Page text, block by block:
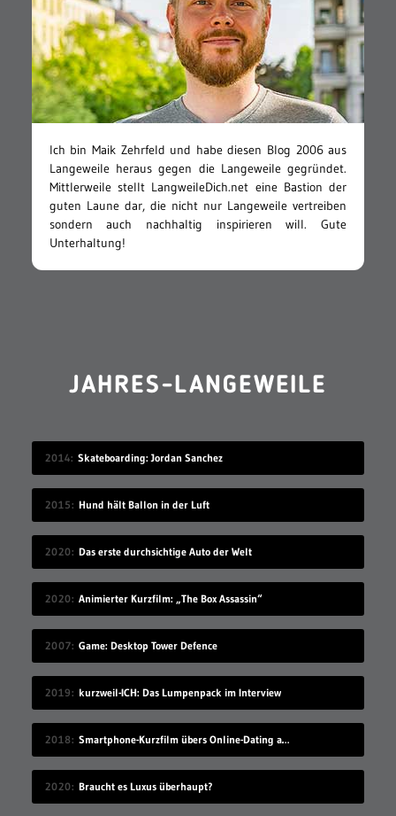
Ich bin Maik Zehrfeld und habe diesen Blog 2006 aus
Langeweile heraus gegen die Langeweile gegründet.
Mittlerweile stellt LangweileDich.net eine Bastion der
guten Laune dar, die nicht nur Langeweile vertreiben
sondern auch nachhaltig inspirieren will. Gute
Unterhaltung!
JAHRES-LANGEWEILE
2014 Skateboarding: Jordan Sanchez
2015 Hund hält Ballon in der Luft
2020 Das erste durchsichtige Auto der Welt
2020 Animierter Kurzfilm: „The Box Assassin“
2007 Game: Desktop Tower Defence
2019 kurzweil-ICH: Das Lumpenpack im Interview
2018 Smartphone-Kurzfilm übers Online-Dating auf Zugreise
2020 Braucht es Luxus überhaupt?